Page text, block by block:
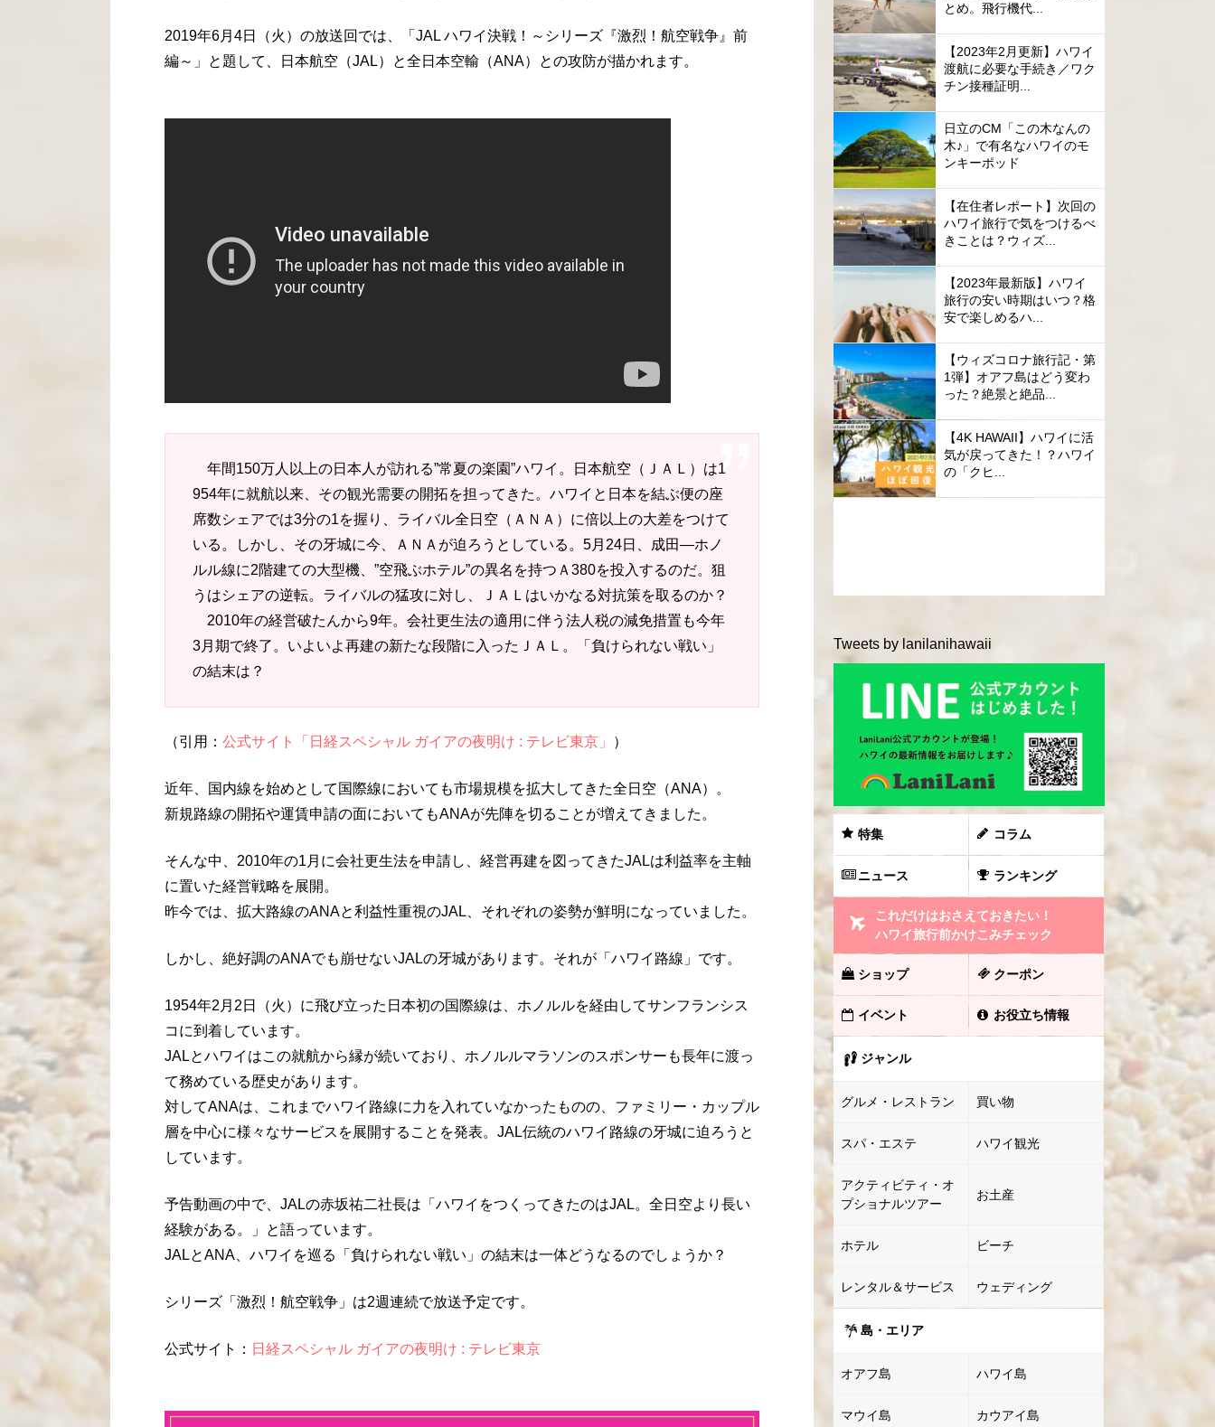
2019年6月4日（火）の放送回では、「JAL ハワイ決戦！～シリーズ『激烈！航空戦争』前
編～」と題して、日本航空（JAL）と全日本空輸（ANA）との攻防が描かれます。
年間150万人以上の日本人が訪れる”常夏の楽園”ハワイ。日本航空（ＪＡＬ）は1
954年に就航以来、その観光需要の開拓を担ってきた。ハワイと日本を結ぶ便の座
席数シェアでは3分の1を握り、ライバル全日空（ＡＮＡ）に倍以上の大差をつけて
いる。しかし、その牙城に今、ＡＮＡが迫ろうとしている。5月24日、成田―ホノ
ルル線に2階建ての大型機、”空飛ぶホテル”の異名を持つＡ380を投入するのだ。狙
うはシェアの逆転。ライバルの猛攻に対し、ＪＡＬはいかなる対抗策を取るのか？
2010年の経営破たんから9年。会社更生法の適用に伴う法人税の減免措置も今年
3月期で終了。いよいよ再建の新たな段階に入ったＪＡＬ。「負けられない戦い」
の結末は？
（引用： 公式サイト「日経スペシャル ガイアの夜明け : テレビ東京」 ）
近年、国内線を始めとして国際線においても市場規模を拡大してきた全日空（ANA）。
新規路線の開拓や運賃申請の面においてもANAが先陣を切ることが増えてきました。
そんな中、2010年の1月に会社更生法を申請し、経営再建を図ってきたJALは利益率を主軸
に置いた経営戦略を展開。
昨今では、拡大路線のANAと利益性重視のJAL、それぞれの姿勢が鮮明になっていました。
しかし、絶好調のANAでも崩せないJALの牙城があります。それが「ハワイ路線」です。
1954年2月2日（火）に飛び立った日本初の国際線は、ホノルルを経由してサンフランシス
コに到着しています。
JALとハワイはこの就航から縁が続いており、ホノルルマラソンのスポンサーも長年に渡っ
て務めている歴史があります。
対してANAは、これまでハワイ路線に力を入れていなかったものの、ファミリー・カップル
層を中心に様々なサービスを展開することを発表。JAL伝統のハワイ路線の牙城に迫ろうと
しています。
予告動画の中で、JALの赤坂祐二社長は「ハワイをつくってきたのはJAL。全日空より長い
経験がある。」と語っています。
JALとANA、ハワイを巡る「負けられない戦い」の結末は一体どうなるのでしょうか？
シリーズ「激烈！航空戦争」は2週連続で放送予定です。
公式サイト： 日経スペシャル ガイアの夜明け : テレビ東京
とめ。飛行機代...
【2023年2月更新】ハワイ
渡航に必要な手続き／ワク
チン接種証明...
日立のCM「この木なんの
木♪」で有名なハワイのモ
ンキーポッド
【在住者レポート】次回の
ハワイ旅行で気をつけるべ
きことは？ウィズ...
【2023年最新版】ハワイ
旅行の安い時期はいつ？格
安で楽しめるハ...
【ウィズコロナ旅行記・第
1弾】オアフ島はどう変わ
った？絶景と絶品...
【4K HAWAII】ハワイに活
気が戻ってきた！？ハワイ
の「クヒ...
Tweets by lanilanihawaii
特集 コラム
ニュース ランキング
これだけはおさえておきたい！
ハワイ旅行前かけこみチェック
ショップ クーポン
イベント お役立ち情報
ジャンル
グルメ・レストラン 買い物
スパ・エステ ハワイ観光
アクティビティ・オ
プショナルツアー
お土産
ホテル ビーチ
レンタル＆サービス ウェディング
島・エリア
オアフ島 ハワイ島
マウイ島 カウアイ島